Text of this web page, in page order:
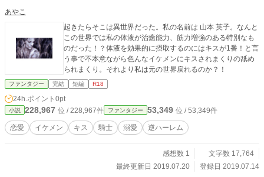
あやこ
起きたらそこは異世界だった。私の名前は 山本 英子。なんと
この世界では私の体液が治癒能力、筋力増強のある特別なも
のだった！？体液を効果的に摂取するのにはキスが1番！と言
う事で不本意ながら色んなイケメンにキスされまくりの舐め
られまくり。それより私は元の世界戻れるのか？！
ファンタジー 完結 短編 R18
24h.ポイント 0pt
小説 228,967 位 / 228,967件 ファンタジー 53,349 位 / 53,349件
恋愛 イケメン キス 騎士 溺愛 逆ハーレム
感想数 1
文字数 17,764
最終更新日 2019.07.20
登録日 2019.07.14